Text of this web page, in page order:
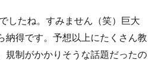
したね。すみません（笑）巨大
納得です。予想以上にたくさん教
規制がかかりそうな話題だったの